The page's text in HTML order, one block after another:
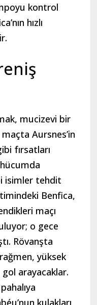
kontrol
hızlı
mucizevi bir
Aursnes’in
fırsatları
isimler tehdit
Benfica,
maçı
o gece
Rövanşta
yüksek
gol arayacaklar.